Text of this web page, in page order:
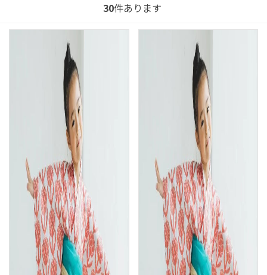
30件あります